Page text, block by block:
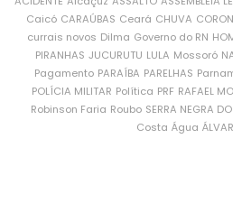
Caicó CARAÚBAS Ceará CHUVA
currais novos Dilma Governo do RN
PIRANHAS JUCURUTU LULA Mossoró
Pagamento PARAÍBA PARELHAS
POLÍCIA MILITAR Política PRF RAFAEL
Robinson Faria Roubo SERRA NEGRA
Costa Água